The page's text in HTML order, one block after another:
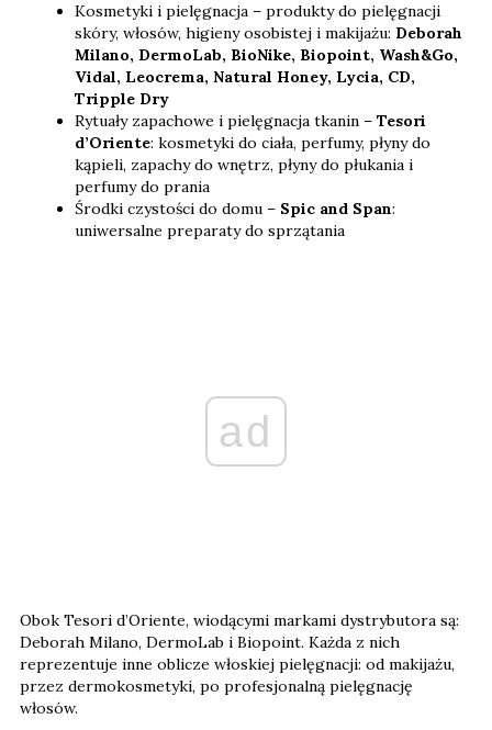
Kosmetyki i pielęgnacja – produkty do pielęgnacji
skóry, włosów, higieny osobistej i makijażu: Deborah
Milano, DermoLab, BioNike, Biopoint, Wash&Go,
Vidal, Leocrema, Natural Honey, Lycia, CD,
Tripple Dry
Rytuały zapachowe i pielęgnacja tkanin – Tesori
d’Oriente: kosmetyki do ciała, perfumy, płyny do
kąpieli, zapachy do wnętrz, płyny do płukania i
perfumy do prania
Środki czystości do domu – Spic and Span:
uniwersalne preparaty do sprzątania
ad
Obok Tesori d’Oriente, wiodącymi markami dystrybutora są:
Deborah Milano, DermoLab i Biopoint. Każda z nich
reprezentuje inne oblicze włoskiej pielęgnacji: od makijażu,
przez dermokosmetyki, po profesjonalną pielęgnację
włosów.